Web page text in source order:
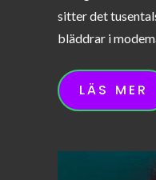
sitter det
bläddrar i
LÄS MER